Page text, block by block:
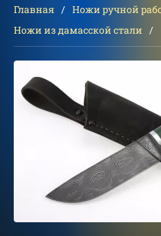
Главная Ножи ручной
Ножи из дамасской стали